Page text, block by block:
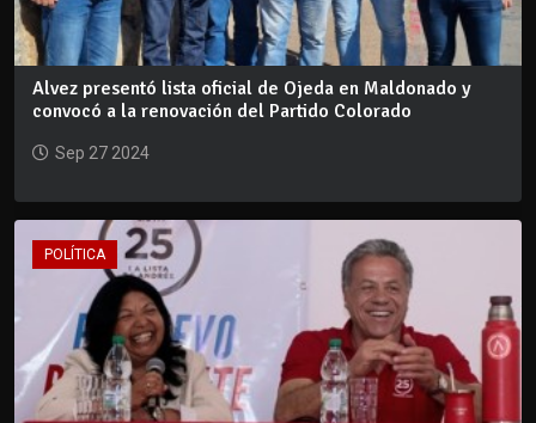
Alvez presentó lista oficial de Ojeda en Maldonado y
convocó a la renovación del Partido Colorado
Sep 27 2024
POLÍTICA